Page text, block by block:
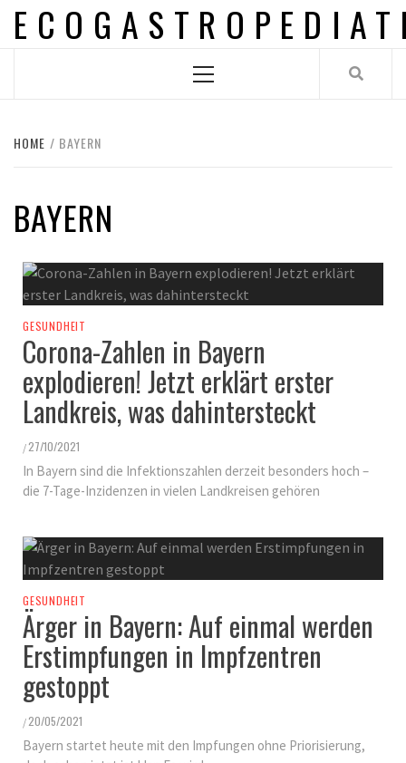
Skip
Menu
HOME BAYERN
BAYERN
GESUNDHEIT
Corona-Zahlen in Bayern
explodieren! Jetzt erklärt erster
Landkreis, was dahintersteckt
/ 27/10/2021
In Bayern sind die Infektionszahlen derzeit besonders hoch –
die 7-Tage-Inzidenzen in vielen Landkreisen gehören
GESUNDHEIT
Ärger in Bayern: Auf einmal werden
Erstimpfungen in Impfzentren
gestoppt
/ 20/05/2021
Bayern startet heute mit den Impfungen ohne Priorisierung,